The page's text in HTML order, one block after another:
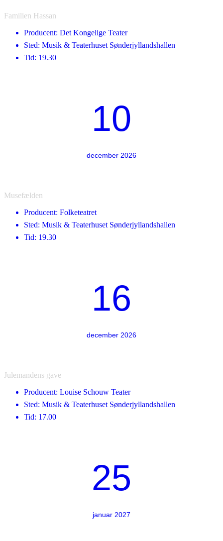
Familien Hassan
Producent: Det Kongelige Teater
Sted: Musik & Teaterhuset Sønderjyllandshallen
Tid: 19.30
10
december 2026
Musefælden
Producent: Folketeatret
Sted: Musik & Teaterhuset Sønderjyllandshallen
Tid: 19.30
16
december 2026
Julemandens gave
Producent: Louise Schouw Teater
Sted: Musik & Teaterhuset Sønderjyllandshallen
Tid: 17.00
25
januar 2027